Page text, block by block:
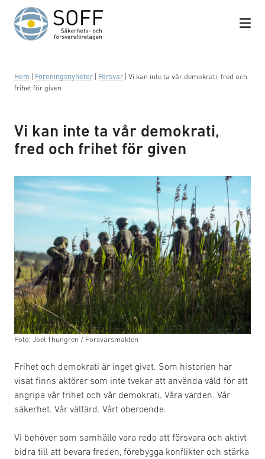
Hoppa till innehåll
Hem Föreningsnyheter Försvar Vi kan inte ta vår demokrati, fred och
frihet för given
Vi kan inte ta vår demokrati,
fred och frihet för given
Foto: Joel Thungren / Försvarsmakten
Frihet och demokrati är inget givet. Som historien har
visat finns aktörer som inte tvekar att använda våld för att
angripa vår frihet och vår demokrati. Våra värden. Vår
säkerhet. Vår välfärd. Vårt oberoende.
Vi behöver som samhälle vara redo att försvara och aktivt
bidra till att bevara freden, förebygga konflikter och stärka